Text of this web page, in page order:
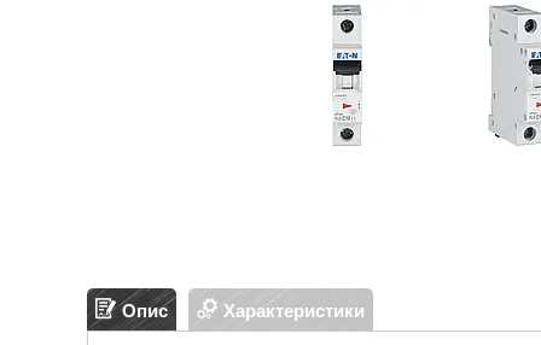
Опис Характеристики